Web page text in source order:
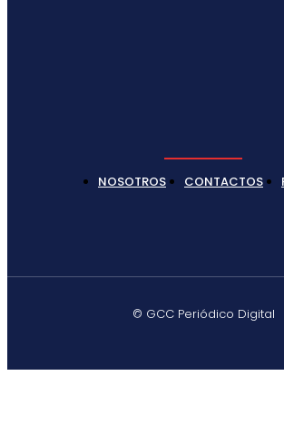
NOSOTROS CONTACTOS
© GCC Periódico Digital